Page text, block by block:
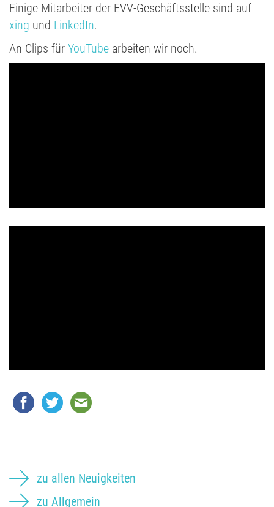
Einige Mitarbeiter der EVV-Geschäftsstelle sind auf
xing und LinkedIn.
An Clips für YouTube arbeiten wir noch.
zu allen Neuigkeiten
zu Allgemein